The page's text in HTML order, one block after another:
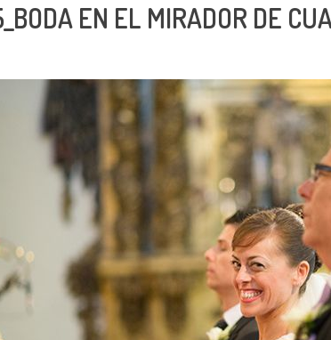
EN EL MIRADOR DE